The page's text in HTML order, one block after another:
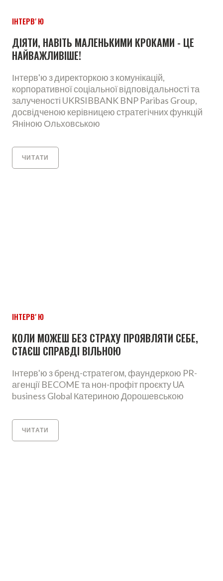
ІНТЕРВʼЮ
ДІЯТИ, НАВІТЬ МАЛЕНЬКИМИ КРОКАМИ - ЦЕ
НАЙВАЖЛИВІШЕ!
Інтерв'ю з директоркою з комунікацій,
корпоративної соціальної відповідальності та
залученості UKRSIBBANK BNP Paribas Group,
досвідченою керівницею стратегічних функцій
Яніною Ольховською
ЧИТАТИ
ІНТЕРВʼЮ
КОЛИ МОЖЕШ БЕЗ СТРАХУ ПРОЯВЛЯТИ СЕБЕ,
СТАЄШ СПРАВДІ ВІЛЬНОЮ
Інтерв'ю з бренд-стратегом, фаундеркою PR-
агенції BECOME та нон-профіт проєкту UA
business Global Катериною Дорошевською
ЧИТАТИ